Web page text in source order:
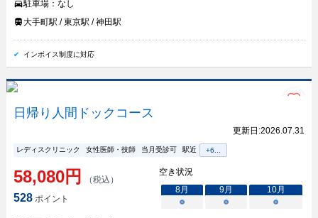
駐車場： なし
大手町駅 / 東京駅 / 神田駅
インボイス制度に対応
日帰り人間ドックコース
更新日:2026.07.31
レディスクリニック 女性医師・技師 当月受診可 駅近 +6...
58,080円 （税込）
528ポイント
空き状況
8月 9月 10月
○
○ ○